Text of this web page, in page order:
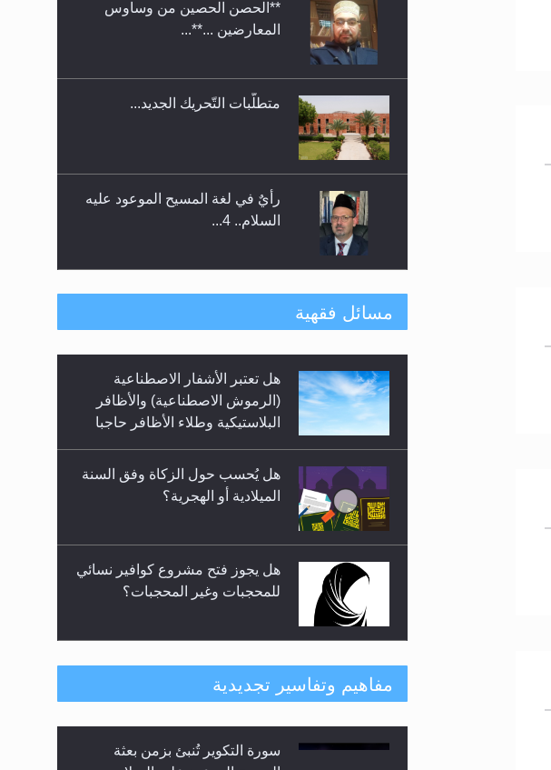
ندوة حول نظام الوصية في
الجماعة الأحمدية في شيتاغونغ –
**الحصن الحصين من وساوس
المعارضين ...**...
متطلَّبات التّحريك الجديد...
رأيٌ في لغة المسيح الموعود عليه
السلام.. 4...
الهجرة: بحث عن الأمن والسلام في
رأيٌ في لغة المسيح الموعود عليه
السلام ..«3» نظرة في شعر
المسيح الموعود عليه السلام.....
مسائل فقهية
هل تعتبر الأشفار الاصطناعية
(الرموش الاصطناعية) والأظافر
البلاستيكية وطلاء الأظافر حاجبا
هل يُحسب حول الزكاة وفق السنة
الميلادية أو الهجرية؟
هل يجوز فتح مشروع كوافير نسائي
للمحجبات وغير المحجبات؟
فتوى أمير المؤمنين الميرزا مسرور
أحمد أيده الله في أطفال الأنابيب
هل من الصحيح أن ديّة المرأة
مفاهيم وتفاسير تجديدية
سورة التكوير تُنبئ بزمن بعثة